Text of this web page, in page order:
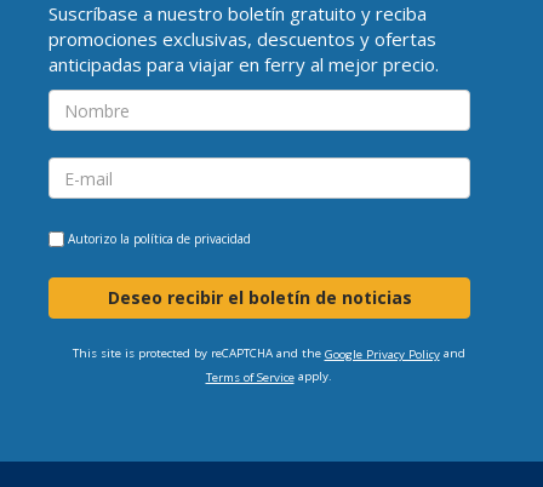
Suscríbase a nuestro boletín gratuito y reciba
promociones exclusivas, descuentos y ofertas
anticipadas para viajar en ferry al mejor precio.
Autorizo la política de privacidad
Deseo recibir el boletín de noticias
This site is protected by reCAPTCHA and the Google Privacy Policyand
Terms of Serviceapply.